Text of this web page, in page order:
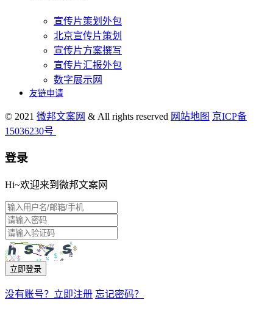
宣传片策划外包
北京宣传片策划
宣传片方案撰写
宣传片汇报外包
数字展示网
友链申请
© 2021 微邦文案网 & All rights reserved 网站地图 京ICP备
15036230号
登录
Hi~欢迎来到微邦文案网
立即登录
没有账号？立即注册 忘记密码？